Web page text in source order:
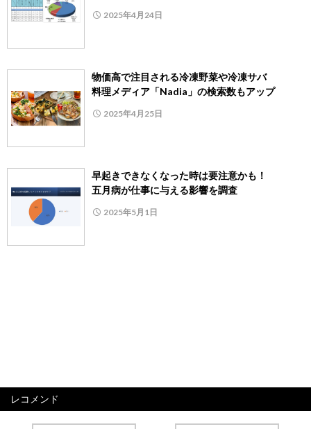
2025年4月24日
物価高で注目される冷凍野菜や冷凍サバ
料理メディア「Nadia」の検索数もアップ
2025年4月25日
早起きできなくなった時は要注意かも！
五月病が仕事に与える影響を調査
2025年5月1日
レコメンド